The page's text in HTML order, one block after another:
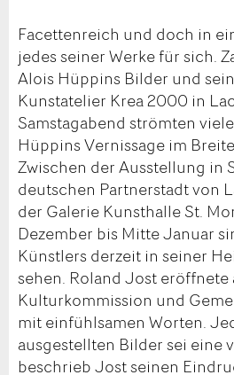
Facettenreich und doch in
jedes seiner Werke für sich.
Alois Hüppins Bilder und
Kunstatelier Krea 2000 in
Samstagabend strömten
Hüppins Vernissage im
Zwischen der Ausstellung in
deutschen Partnerstadt von
der Galerie Kunsthalle St.
Dezember bis Mitte Januar
Künstlers derzeit in seiner
sehen. Roland Jost eröffnete
Kulturkommission und
mit einfühlsamen Worten.
ausgestellten Bilder sei eine
beschrieb Jost seinen